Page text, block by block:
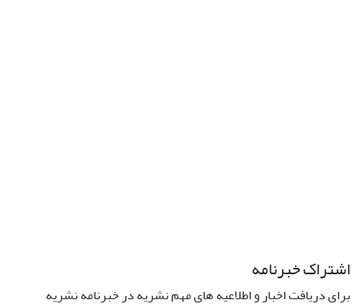
اشتراک خبرنامه
برای دریافت اخبار و اطلاعیه های مهم نشریه در خبرنامه نشریه